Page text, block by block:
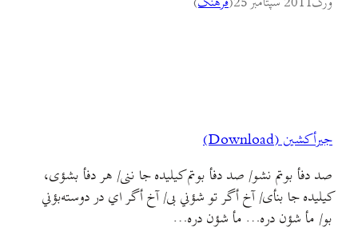
جیرأکشین (Download)
صد دفأ بوتم نشو/ صد دفأ بوتم کیلیده جا ننی/ هر دفأ بشؤی،
کیلیده جا بنأی/ آخ أگر تو شؤني بی/ آخ أگر اي در دوسته‌بؤني
بو/ مأ شؤن دره… مأ شؤن دره…